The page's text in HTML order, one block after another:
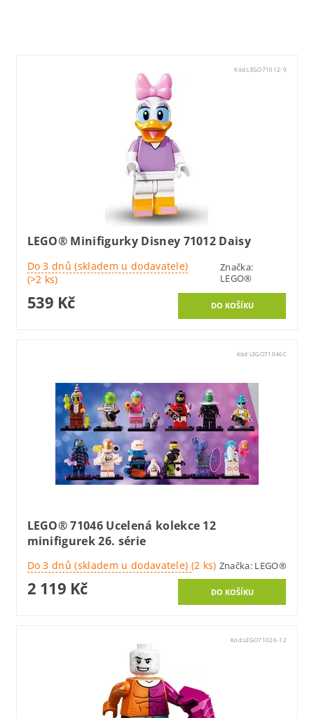
Kód:LEGO71012-9
LEGO® Minifigurky Disney 71012 Daisy
Do 3 dnů (skladem u dodavatele)
(>2 ks)
Značka:
LEGO®
539 Kč
Kód: LEGO71046C
LEGO® 71046 Ucelená kolekce 12
minifigurek 26. série
Do 3 dnů (skladem u dodavatele) (2 ks) Značka: LEGO®
2 119 Kč
Kód:LEGO71026-12